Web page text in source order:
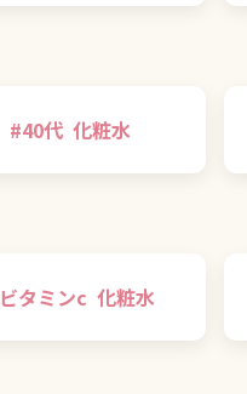
#40代 化粧水
ビタミンc 化粧水